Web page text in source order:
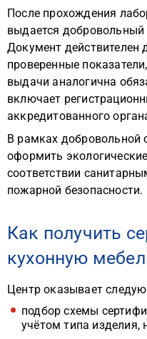
После прохождения
выдается добровольный
Документ действителен
проверенные
выдачи аналогична
включает
аккредитованного
В рамках добровольной
оформить
соответствии
пожарной безопасности.
Как получить
кухонную
Центр оказывает
подбор схемы
учётом типа изделия,